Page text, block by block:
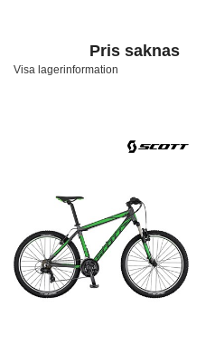
Pris saknas
Visa lagerinformation